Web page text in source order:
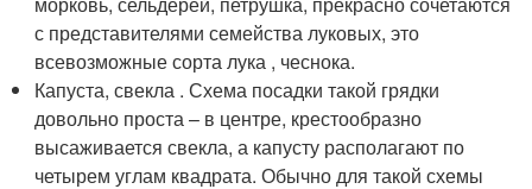
с представителями семейства луковых, это
всевозможные сорта лука , чеснока.
Капуста, свекла . Схема посадки такой грядки
довольно проста – в центре, крестообразно
высаживается свекла, а капусту располагают по
четырем углам квадрата. Обычно для такой схемы